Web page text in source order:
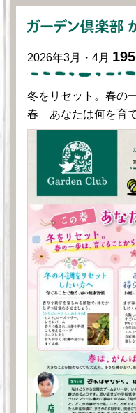
2026年3月・4月 195
冬をリセット。春の
春 あなたは何を育